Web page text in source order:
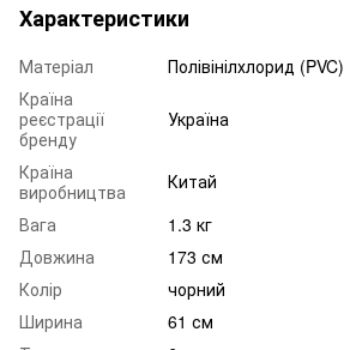
Характеристики
Матеріал
Полівінілхлорид (PVC)
Країна
реєстрації
бренду
Україна
Країна
виробництва
Китай
Вага
1.3 кг
Довжина
173 см
Колір
чорний
Ширина
61 см